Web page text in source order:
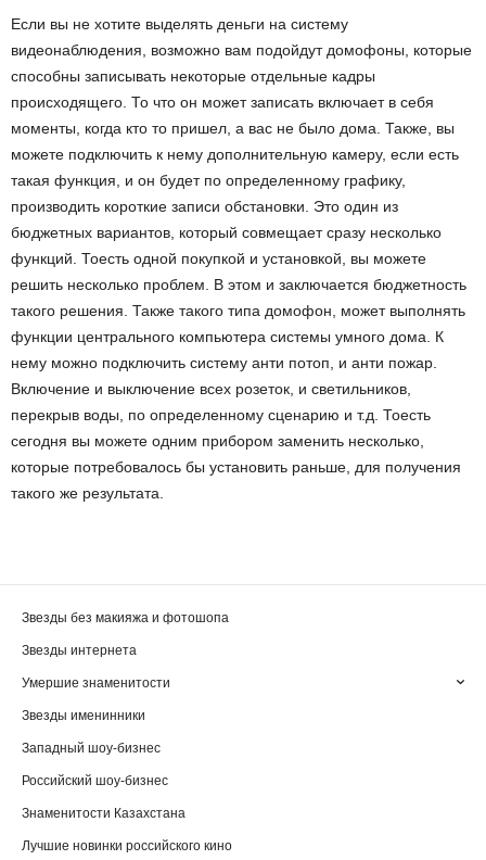
Если вы не хотите выделять деньги на систему
видеонаблюдения, возможно вам подойдут домофоны, которые
способны записывать некоторые отдельные кадры
происходящего. То что он может записать включает в себя
моменты, когда кто то пришел, а вас не было дома. Также, вы
можете подключить к нему дополнительную камеру, если есть
такая функция, и он будет по определенному графику,
производить короткие записи обстановки. Это один из
бюджетных вариантов, который совмещает сразу несколько
функций. Тоесть одной покупкой и установкой, вы можете
решить несколько проблем. В этом и заключается бюджетность
такого решения. Также такого типа домофон, может выполнять
функции центрального компьютера системы умного дома. К
нему можно подключить систему анти потоп, и анти пожар.
Включение и выключение всех розеток, и светильников,
перекрыв воды, по определенному сценарию и т.д. Тоесть
сегодня вы можете одним прибором заменить несколько,
которые потребовалось бы установить раньше, для получения
такого же результата.
Звезды без макияжа и фотошопа
Звезды интернета
Умершие знаменитости
Звезды именинники
Западный шоу-бизнес
Российский шоу-бизнес
Знаменитости Казахстана
Лучшие новинки российского кино